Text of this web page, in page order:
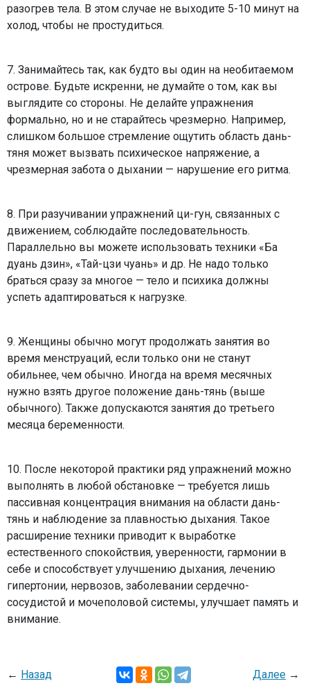
разогрев тела. В этом случае не выходите 5-10 минут на
холод, чтобы не простудиться.
7. Занимайтесь так, как будто вы один на необитаемом
острове. Будьте искренни, не думайте о том, как вы
выглядите со стороны. Не делайте упражнения
формально, но и не старайтесь чрезмерно. Например,
слишком большое стремление ощутить область дань-
тяня может вызвать психическое напряжение, а
чрезмерная забота о дыхании — нарушение его ритма.
8. При разучивании упражнений ци-гун, связанных с
движением, соблюдайте последовательность.
Параллельно вы можете использовать техники «Ба
дуань дзин», «Тай-цзи чуань» и др. Не надо только
браться сразу за многое — тело и психика должны
успеть адаптироваться к нагрузке.
9. Женщины обычно могут продолжать занятия во
время менструаций, если только они не станут
обильнее, чем обычно. Иногда на время месячных
нужно взять другое положение дань-тянь (выше
обычного). Также допускаются занятия до третьего
месяца беременности.
10. После некоторой практики ряд упражнений можно
выполнять в любой обстановке — требуется лишь
пассивная концентрация внимания на области дань-
тянь и наблюдение за плавностью дыхания. Такое
расширение техники приводит к выработке
естественного спокойствия, уверенности, гармонии в
себе и способствует улучшению дыхания, лечению
гипертонии, нервозов, заболевании сердечно-
сосудистой и мочеполовой системы, улучшает память и
внимание.
← Назад Далее →